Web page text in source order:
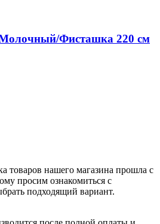
Фисташка 220 см
товаров нашего магазина прошла с
просим ознакомиться с
подходящий вариант.